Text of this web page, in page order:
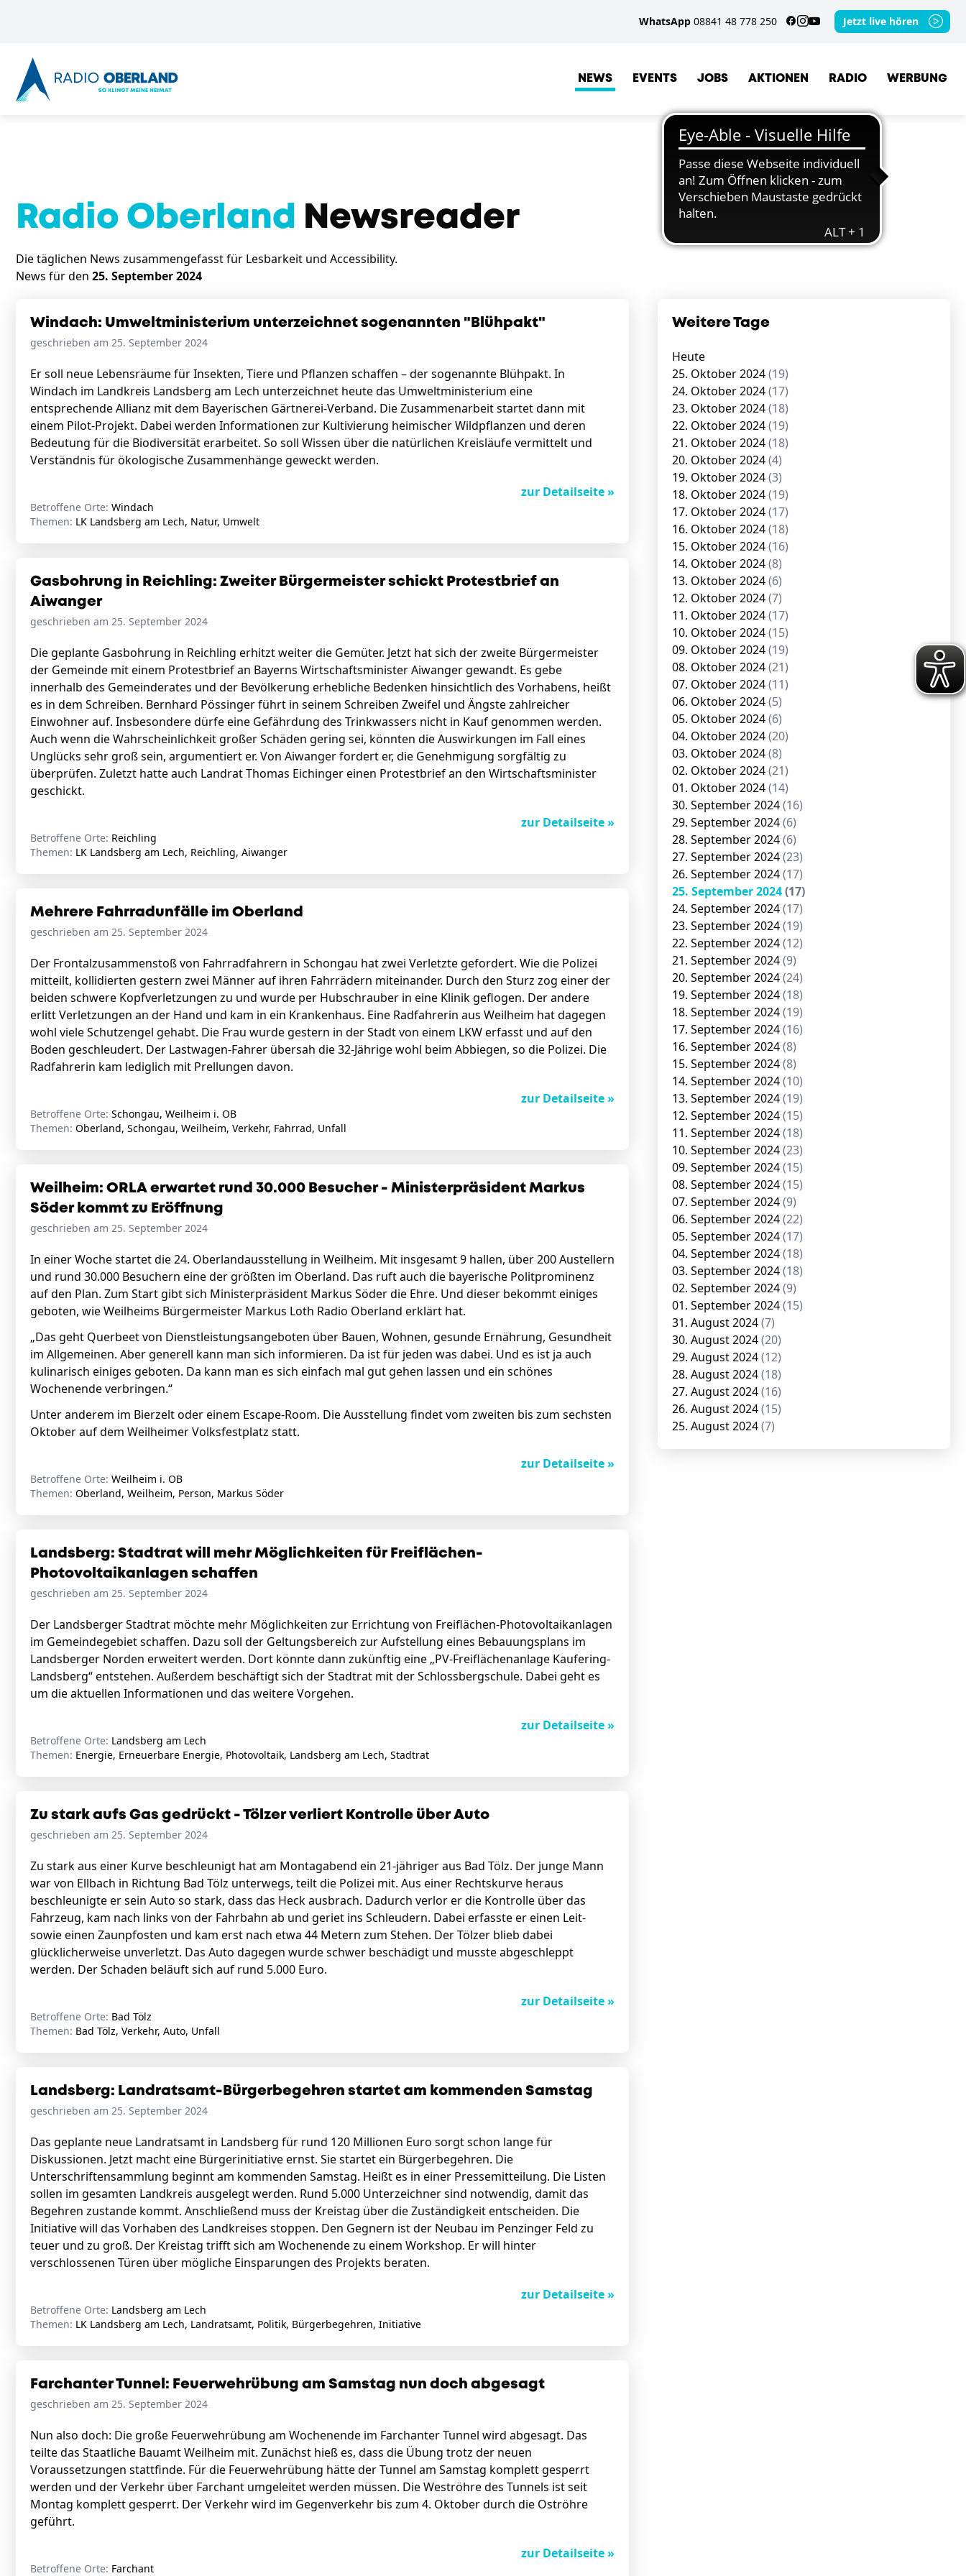
WhatsApp 08841 48 778 250 Jetzt live hören
NEWS EVENTS JOBS AKTIONEN RADIO WERBUNG
Radio Oberland Newsreader
Die täglichen News zusammengefasst für Lesbarkeit und Accessibility.
News für den 25. September 2024
Windach: Umweltministerium unterzeichnet sogenannten "Blühpakt"
geschrieben am 25. September 2024
Er soll neue Lebensräume für Insekten, Tiere und Pflanzen schaffen – der sogenannte Blühpakt. In
Windach im Landkreis Landsberg am Lech unterzeichnet heute das Umweltministerium eine
entsprechende Allianz mit dem Bayerischen Gärtnerei-Verband. Die Zusammenarbeit startet dann mit
einem Pilot-Projekt. Dabei werden Informationen zur Kultivierung heimischer Wildpflanzen und deren
Bedeutung für die Biodiversität erarbeitet. So soll Wissen über die natürlichen Kreisläufe vermittelt und
Verständnis für ökologische Zusammenhänge geweckt werden.
zur Detailseite »
Betroffene Orte: Windach
Themen: LK Landsberg am Lech, Natur, Umwelt
Gasbohrung in Reichling: Zweiter Bürgermeister schickt Protestbrief an
Aiwanger
geschrieben am 25. September 2024
Die geplante Gasbohrung in Reichling erhitzt weiter die Gemüter. Jetzt hat sich der zweite Bürgermeister
der Gemeinde mit einem Protestbrief an Bayerns Wirtschaftsminister Aiwanger gewandt. Es gebe
innerhalb des Gemeinderates und der Bevölkerung erhebliche Bedenken hinsichtlich des Vorhabens, heißt
es in dem Schreiben. Bernhard Pössinger führt in seinem Schreiben Zweifel und Ängste zahlreicher
Einwohner auf. Insbesondere dürfe eine Gefährdung des Trinkwassers nicht in Kauf genommen werden.
Auch wenn die Wahrscheinlichkeit großer Schäden gering sei, könnten die Auswirkungen im Fall eines
Unglücks sehr groß sein, argumentiert er. Von Aiwanger fordert er, die Genehmigung sorgfältig zu
überprüfen. Zuletzt hatte auch Landrat Thomas Eichinger einen Protestbrief an den Wirtschaftsminister
geschickt.
zur Detailseite »
Betroffene Orte: Reichling
Themen: LK Landsberg am Lech, Reichling, Aiwanger
Mehrere Fahrradunfälle im Oberland
geschrieben am 25. September 2024
Der Frontalzusammenstoß von Fahrradfahrern in Schongau hat zwei Verletzte gefordert. Wie die Polizei
mitteilt, kollidierten gestern zwei Männer auf ihren Fahrrädern miteinander. Durch den Sturz zog einer der
beiden schwere Kopfverletzungen zu und wurde per Hubschrauber in eine Klinik geflogen. Der andere
erlitt Verletzungen an der Hand und kam in ein Krankenhaus. Eine Radfahrerin aus Weilheim hat dagegen
wohl viele Schutzengel gehabt. Die Frau wurde gestern in der Stadt von einem LKW erfasst und auf den
Boden geschleudert. Der Lastwagen-Fahrer übersah die 32-Jährige wohl beim Abbiegen, so die Polizei. Die
Radfahrerin kam lediglich mit Prellungen davon.
zur Detailseite »
Betroffene Orte: Schongau, Weilheim i. OB
Themen: Oberland, Schongau, Weilheim, Verkehr, Fahrrad, Unfall
Weilheim: ORLA erwartet rund 30.000 Besucher - Ministerpräsident Markus
Söder kommt zu Eröffnung
geschrieben am 25. September 2024
In einer Woche startet die 24. Oberlandausstellung in Weilheim. Mit insgesamt 9 hallen, über 200 Austellern
und rund 30.000 Besuchern eine der größten im Oberland. Das ruft auch die bayerische Politprominenz
auf den Plan. Zum Start gibt sich Ministerpräsident Markus Söder die Ehre. Und dieser bekommt einiges
geboten, wie Weilheims Bürgermeister Markus Loth Radio Oberland erklärt hat.
„Das geht Querbeet von Dienstleistungsangeboten über Bauen, Wohnen, gesunde Ernährung, Gesundheit
im Allgemeinen. Aber generell kann man sich informieren. Da ist für jeden was dabei. Und es ist ja auch
kulinarisch einiges geboten. Da kann man es sich einfach mal gut gehen lassen und ein schönes
Wochenende verbringen.“
Unter anderem im Bierzelt oder einem Escape-Room. Die Ausstellung findet vom zweiten bis zum sechsten
Oktober auf dem Weilheimer Volksfestplatz statt.
zur Detailseite »
Betroffene Orte: Weilheim i. OB
Themen: Oberland, Weilheim, Person, Markus Söder
Landsberg: Stadtrat will mehr Möglichkeiten für Freiflächen-
Photovoltaikanlagen schaffen
geschrieben am 25. September 2024
Der Landsberger Stadtrat möchte mehr Möglichkeiten zur Errichtung von Freiflächen-Photovoltaikanlagen
im Gemeindegebiet schaffen. Dazu soll der Geltungsbereich zur Aufstellung eines Bebauungsplans im
Landsberger Norden erweitert werden. Dort könnte dann zukünftig eine „PV-Freiflächenanlage Kaufering-
Landsberg“ entstehen. Außerdem beschäftigt sich der Stadtrat mit der Schlossbergschule. Dabei geht es
um die aktuellen Informationen und das weitere Vorgehen.
zur Detailseite »
Betroffene Orte: Landsberg am Lech
Themen: Energie, Erneuerbare Energie, Photovoltaik, Landsberg am Lech, Stadtrat
Zu stark aufs Gas gedrückt - Tölzer verliert Kontrolle über Auto
geschrieben am 25. September 2024
Zu stark aus einer Kurve beschleunigt hat am Montagabend ein 21-jähriger aus Bad Tölz. Der junge Mann
war von Ellbach in Richtung Bad Tölz unterwegs, teilt die Polizei mit. Aus einer Rechtskurve heraus
beschleunigte er sein Auto so stark, dass das Heck ausbrach. Dadurch verlor er die Kontrolle über das
Fahrzeug, kam nach links von der Fahrbahn ab und geriet ins Schleudern. Dabei erfasste er einen Leit-
sowie einen Zaunpfosten und kam erst nach etwa 44 Metern zum Stehen. Der Tölzer blieb dabei
glücklicherweise unverletzt. Das Auto dagegen wurde schwer beschädigt und musste abgeschleppt
werden. Der Schaden beläuft sich auf rund 5.000 Euro.
zur Detailseite »
Betroffene Orte: Bad Tölz
Themen: Bad Tölz, Verkehr, Auto, Unfall
Landsberg: Landratsamt-Bürgerbegehren startet am kommenden Samstag
geschrieben am 25. September 2024
Das geplante neue Landratsamt in Landsberg für rund 120 Millionen Euro sorgt schon lange für
Diskussionen. Jetzt macht eine Bürgerinitiative ernst. Sie startet ein Bürgerbegehren. Die
Unterschriftensammlung beginnt am kommenden Samstag. Heißt es in einer Pressemitteilung. Die Listen
sollen im gesamten Landkreis ausgelegt werden. Rund 5.000 Unterzeichner sind notwendig, damit das
Begehren zustande kommt. Anschließend muss der Kreistag über die Zuständigkeit entscheiden. Die
Initiative will das Vorhaben des Landkreises stoppen. Den Gegnern ist der Neubau im Penzinger Feld zu
teuer und zu groß. Der Kreistag trifft sich am Wochenende zu einem Workshop. Er will hinter
verschlossenen Türen über mögliche Einsparungen des Projekts beraten.
zur Detailseite »
Betroffene Orte: Landsberg am Lech
Themen: LK Landsberg am Lech, Landratsamt, Politik, Bürgerbegehren, Initiative
Farchanter Tunnel: Feuerwehrübung am Samstag nun doch abgesagt
geschrieben am 25. September 2024
Nun also doch: Die große Feuerwehrübung am Wochenende im Farchanter Tunnel wird abgesagt. Das
teilte das Staatliche Bauamt Weilheim mit. Zunächst hieß es, dass die Übung trotz der neuen
Voraussetzungen stattfinde. Für die Feuerwehrübung hätte der Tunnel am Samstag komplett gesperrt
werden und der Verkehr über Farchant umgeleitet werden müssen. Die Weströhre des Tunnels ist seit
Montag komplett gesperrt. Der Verkehr wird im Gegenverkehr bis zum 4. Oktober durch die Oströhre
geführt.
zur Detailseite »
Betroffene Orte: Farchant
Weitere Tage
Heute
25. Oktober 2024(19)
24. Oktober 2024(17)
23. Oktober 2024(18)
22. Oktober 2024(19)
21. Oktober 2024(18)
20. Oktober 2024(4)
19. Oktober 2024(3)
18. Oktober 2024(19)
17. Oktober 2024(17)
16. Oktober 2024(18)
15. Oktober 2024(16)
14. Oktober 2024(8)
13. Oktober 2024(6)
12. Oktober 2024(7)
11. Oktober 2024(17)
10. Oktober 2024(15)
09. Oktober 2024(19)
08. Oktober 2024(21)
07. Oktober 2024(11)
06. Oktober 2024(5)
05. Oktober 2024(6)
04. Oktober 2024(20)
03. Oktober 2024(8)
02. Oktober 2024(21)
01. Oktober 2024(14)
30. September 2024(16)
29. September 2024(6)
28. September 2024(6)
27. September 2024(23)
26. September 2024(17)
25. September 2024(17)
24. September 2024(17)
23. September 2024(19)
22. September 2024(12)
21. September 2024(9)
20. September 2024(24)
19. September 2024(18)
18. September 2024(19)
17. September 2024(16)
16. September 2024(8)
15. September 2024(8)
14. September 2024(10)
13. September 2024(19)
12. September 2024(15)
11. September 2024(18)
10. September 2024(23)
09. September 2024(15)
08. September 2024(15)
07. September 2024(9)
06. September 2024(22)
05. September 2024(17)
04. September 2024(18)
03. September 2024(18)
02. September 2024(9)
01. September 2024(15)
31. August 2024(7)
30. August 2024(20)
29. August 2024(12)
28. August 2024(18)
27. August 2024(16)
26. August 2024(15)
25. August 2024(7)